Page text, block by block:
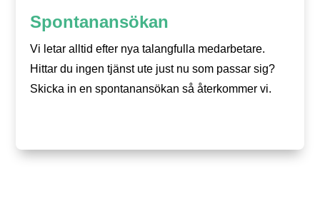
Spontanansökan
Vi letar alltid efter nya talangfulla medarbetare.
Hittar du ingen tjänst ute just nu som passar sig?
Skicka in en spontanansökan så återkommer vi.